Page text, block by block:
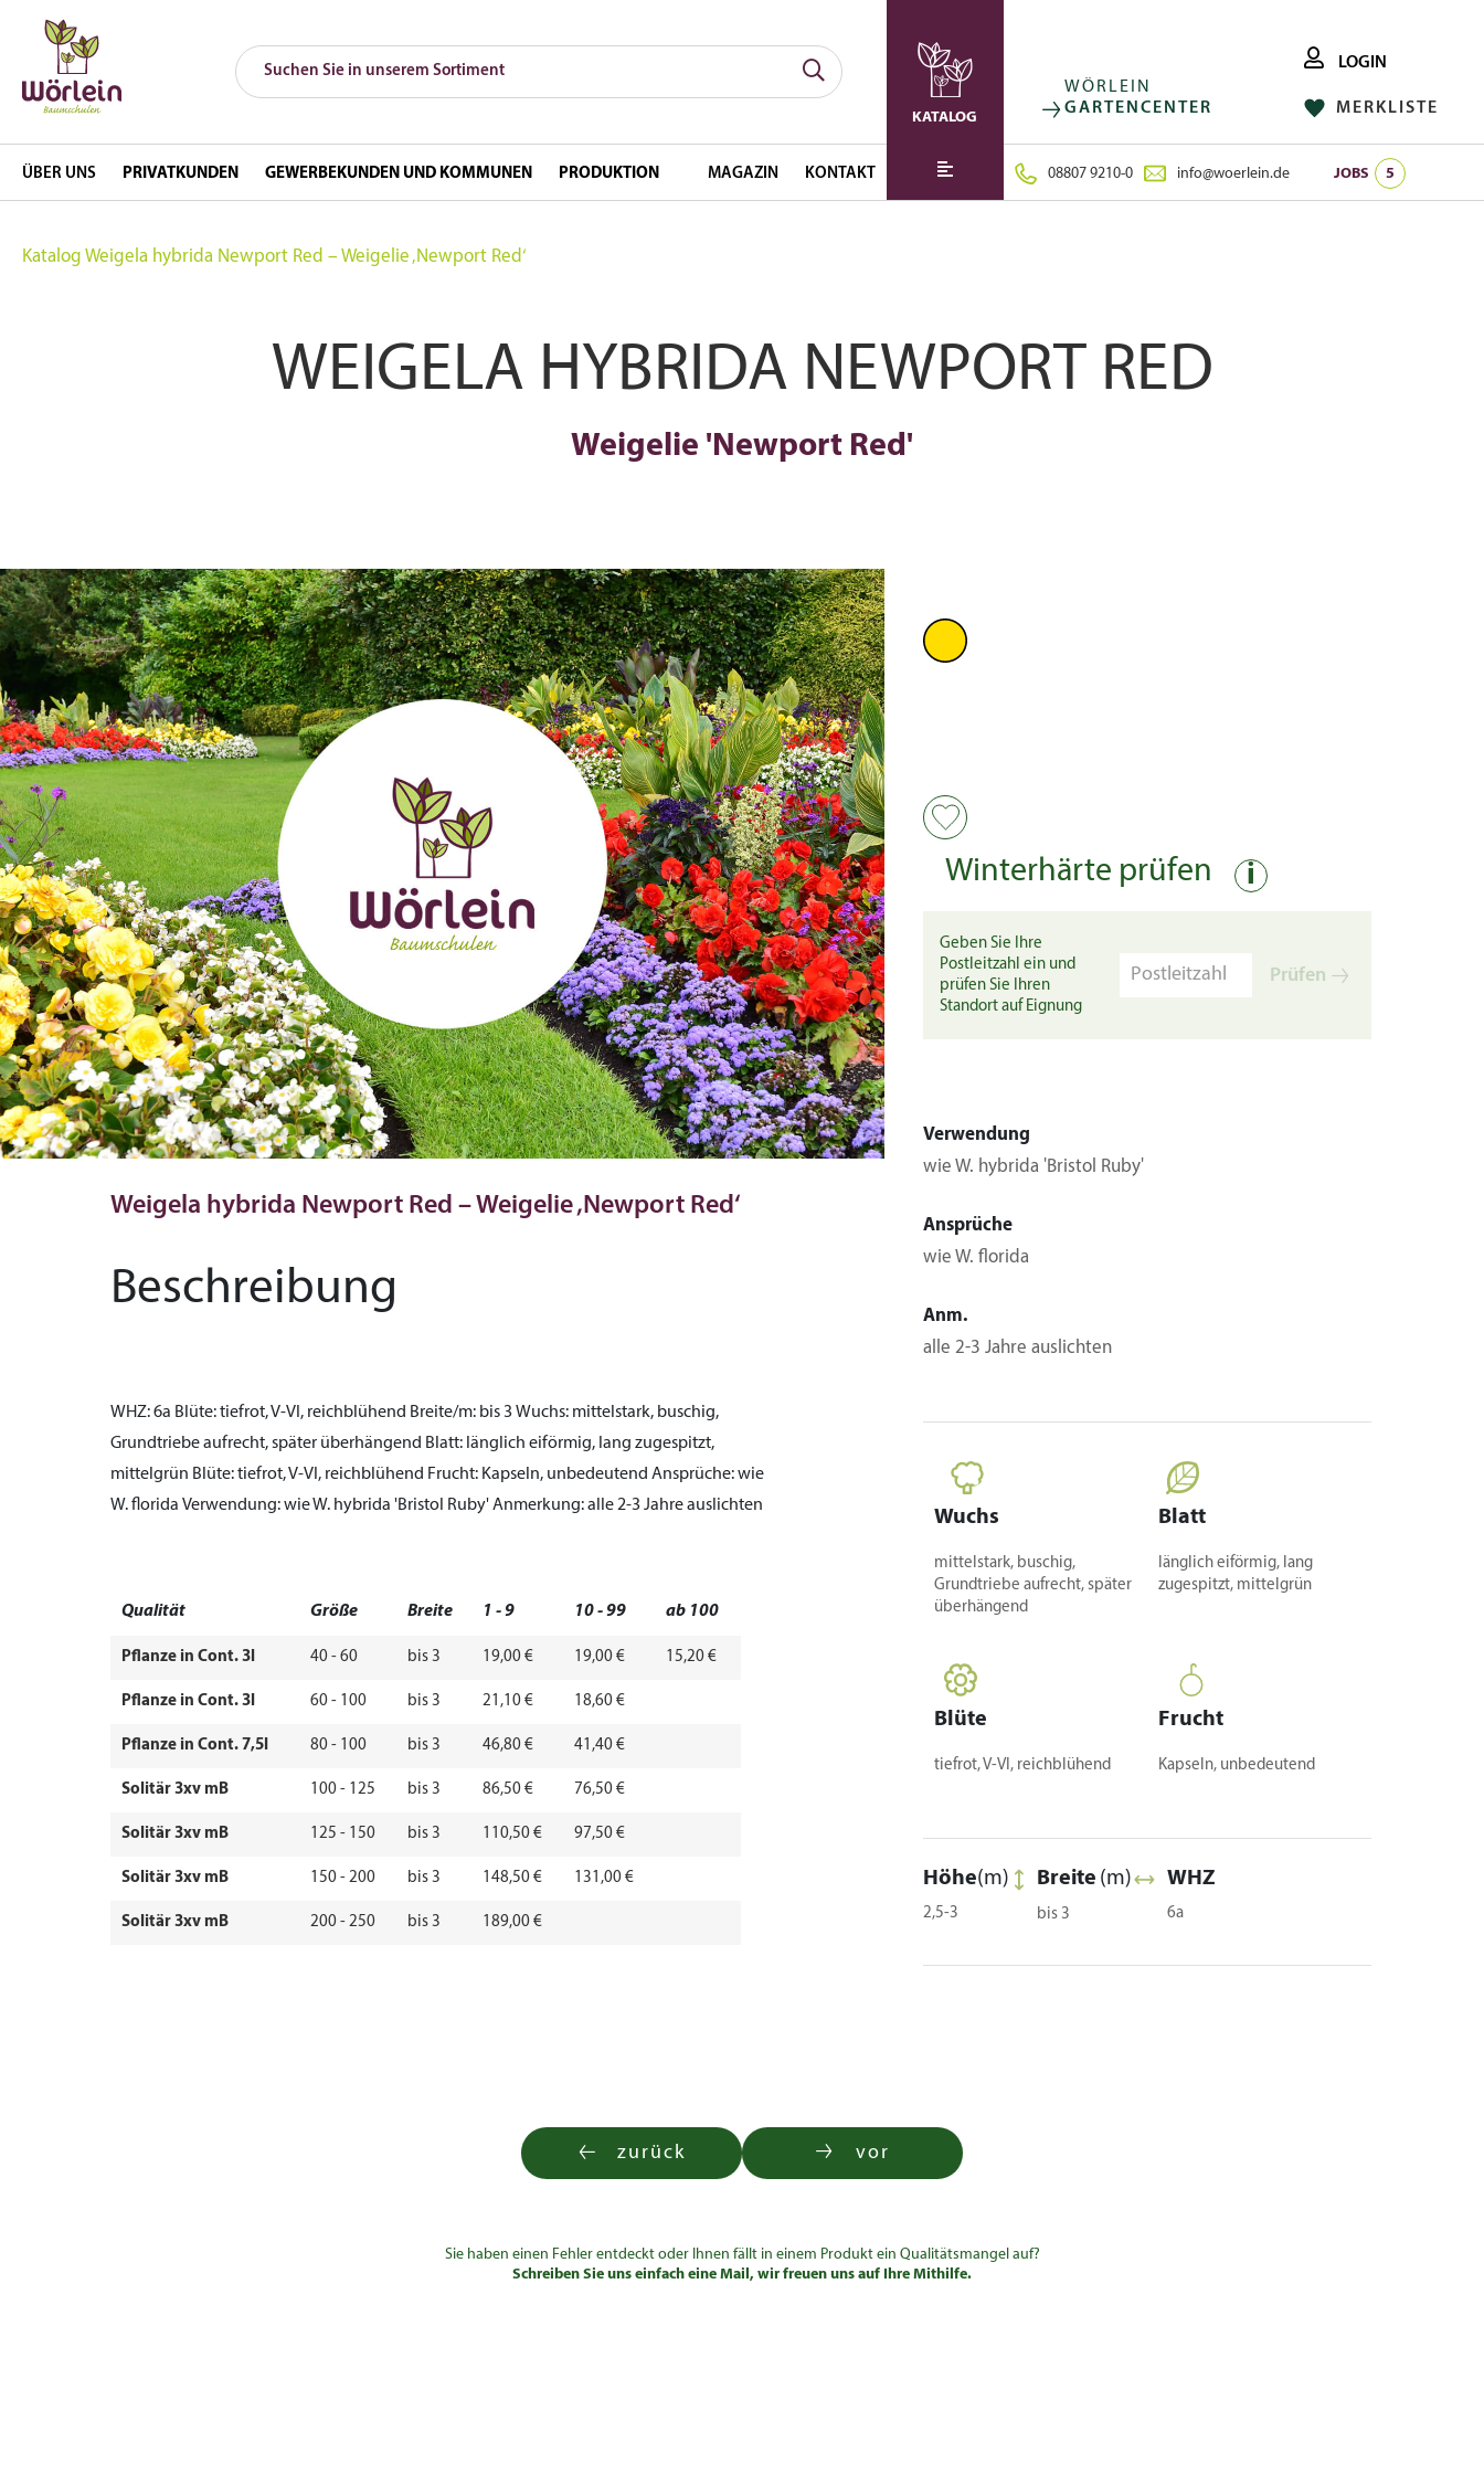
KATALOG
ÜBER UNS PRIVATKUNDEN GEWERBEKUNDEN UND KOMMUNEN PRODUKTION MAGAZIN KONTAKT
WÖRLEIN
GARTENCENTER
LOGIN
MERKLISTE
08807 9210-0 info@woerlein.de JOBS 5
FOLGE UNS AUF: INSTAGRAM FACEBOOK
Katalog Weigela hybrida Newport Red – Weigelie ‚Newport Red‘
WEIGELA HYBRIDA NEWPORT RED
Weigelie 'Newport Red'
Weigela hybrida Newport Red – Weigelie ‚Newport Red‘
Beschreibung
WHZ:6a Blüte:tiefrot, V-VI, reichblühend Breite/m: bis 3 Wuchs: mittelstark, buschig,
Grundtriebe aufrecht, später überhängend Blatt: länglich eiförmig, lang zugespitzt,
mittelgrün Blüte:tiefrot, V-VI, reichblühend Frucht: Kapseln, unbedeutend Ansprüche:wie
W. florida Verwendung:wie W. hybrida 'Bristol Ruby'Anmerkung:alle 2-3 Jahre auslichten
Qualität Größe Breite 1 - 9 10 - 99 ab 100
Pflanze in Cont. 3l 40 - 60 bis 3 19,00 € 19,00 € 15,20 €
Pflanze in Cont. 3l 60 - 100 bis 3 21,10 € 18,60 €
Pflanze in Cont. 7,5l 80 - 100 bis 3 46,80 € 41,40 €
Solitär 3xv mB 100 - 125 bis 3 86,50 € 76,50 €
Solitär 3xv mB 125 - 150 bis 3 110,50 € 97,50 €
Solitär 3xv mB 150 - 200 bis 3 148,50 € 131,00 €
Solitär 3xv mB 200 - 250 bis 3 189,00 €
Winterhärte prüfen i
Geben Sie Ihre
Postleitzahl ein und
prüfen Sie Ihren
Standort auf Eignung
Prüfen
Verwendung
wie W. hybrida 'Bristol Ruby'
Ansprüche
wie W. florida
Anm.
alle 2-3 Jahre auslichten
Wuchs
mittelstark, buschig,
Grundtriebe aufrecht, später
überhängend
Blatt
länglich eiförmig, lang
zugespitzt, mittelgrün
Blüte
tiefrot, V-VI, reichblühend
Frucht
Kapseln, unbedeutend
Höhe(m)
2,5-3
Breite (m)
bis 3
WHZ
6a
zurück vor
Sie haben einen Fehler entdeckt oder Ihnen fällt in einem Produkt ein Qualitätsmangel auf?
Schreiben Sie uns einfach eine Mail, wir freuen uns auf Ihre Mithilfe.